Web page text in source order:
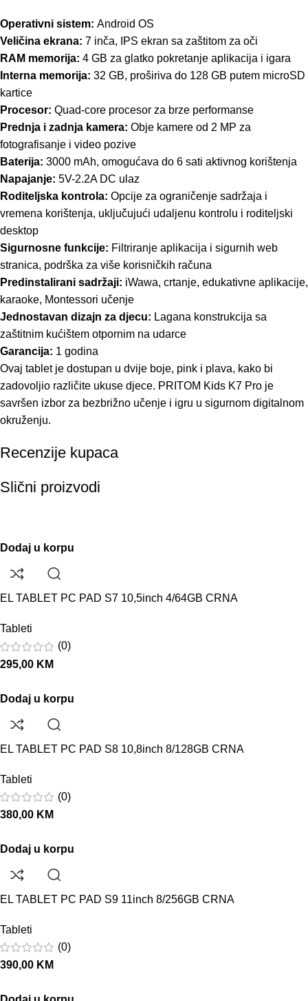
Operativni sistem: Android OS
Veličina ekrana: 7 inča, IPS ekran sa zaštitom za oči
RAM memorija: 4 GB za glatko pokretanje aplikacija i igara
Interna memorija: 32 GB, proširiva do 128 GB putem microSD
kartice
Procesor: Quad-core procesor za brze performanse
Prednja i zadnja kamera: Obje kamere od 2 MP za
fotografisanje i video pozive
Baterija: 3000 mAh, omogućava do 6 sati aktivnog korištenja
Napajanje: 5V-2.2A DC ulaz
Roditeljska kontrola: Opcije za ograničenje sadržaja i
vremena korištenja, uključujući udaljenu kontrolu i roditeljski
desktop
Sigurnosne funkcije: Filtriranje aplikacija i sigurnih web
stranica, podrška za više korisničkih računa
Predinstalirani sadržaji: iWawa, crtanje, edukativne aplikacije,
karaoke, Montessori učenje
Jednostavan dizajn za djecu: Lagana konstrukcija sa
zaštitnim kućištem otpornim na udarce
Garancija: 1 godina
Ovaj tablet je dostupan u dvije boje, pink i plava, kako bi
zadovoljio različite ukuse djece. PRITOM Kids K7 Pro je
savršen izbor za bezbrižno učenje i igru u sigurnom digitalnom
okruženju.
Recenzije kupaca
Slični proizvodi
Dodaj u korpu
EL TABLET PC PAD S7 10,5inch 4/64GB CRNA
Tableti
(0)
295,00 KM
Dodaj u korpu
EL TABLET PC PAD S8 10,8inch 8/128GB CRNA
Tableti
(0)
380,00 KM
Dodaj u korpu
EL TABLET PC PAD S9 11inch 8/256GB CRNA
Tableti
(0)
390,00 KM